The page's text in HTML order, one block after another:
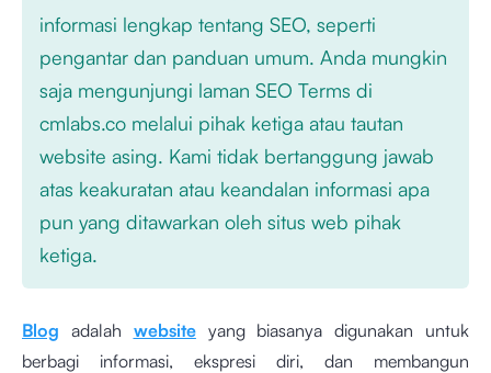
informasi lengkap tentang SEO, seperti
pengantar dan panduan umum. Anda mungkin
saja mengunjungi laman SEO Terms di
cmlabs.co melalui pihak ketiga atau tautan
website asing. Kami tidak bertanggung jawab
atas keakuratan atau keandalan informasi apa
pun yang ditawarkan oleh situs web pihak
ketiga.
Blog adalah websiteyang biasanya digunakan untuk
berbagi informasi, ekspresi diri, dan membangun